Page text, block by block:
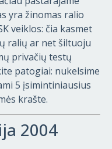
yra žinomas ralio
veiklos: čia kasmet
ralių ar net šiltuoju
privačių testų
patogiai: nukelsime
5 įsimintiniausius
krašte.
2004